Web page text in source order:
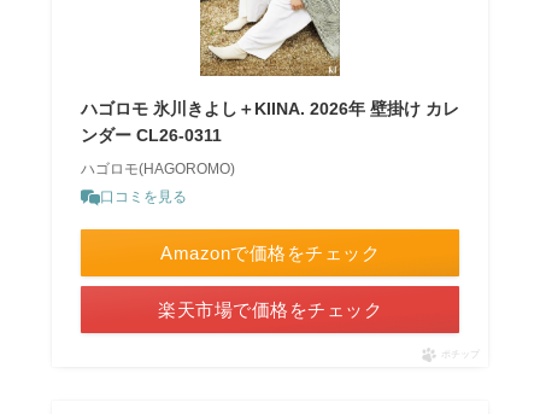
ハゴロモ 氷川きよし＋KIINA. 2026年 壁掛け カレ
ンダー CL26-0311
ハゴロモ(HAGOROMO)
口コミを見る
Amazonで価格をチェック
楽天市場で価格をチェック
ポチップ